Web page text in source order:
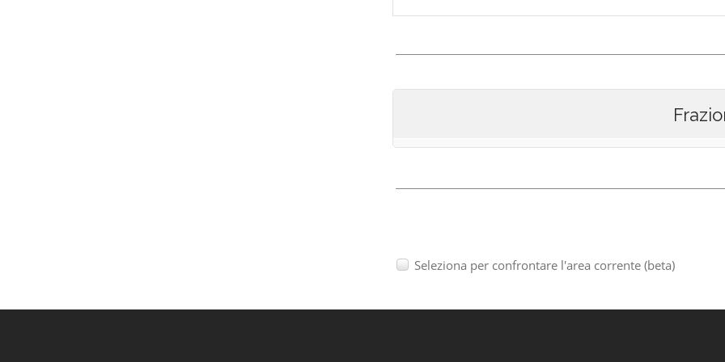
Seleziona per confrontare l'area corrente (beta)